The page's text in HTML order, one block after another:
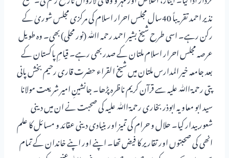
نذیر احمد تقریباً 40سال مجلس احرار اسلام کی مرکزی مجلس شوریٰ کے
رکن رہے۔ اسی طرح شیخ بشیر احمد رحمہ اﷲ (نور محلی) بھی۔ وہ طویل
عرصہ مجلس احرار اسلام ملتان کے صدر بھی رہے۔ قیامِ پاکستان کے
بعد جامعہ خیر المدارس ملتان میں شیخ القراء حضرت قاری رحیم بخش پانی
پتی رحمۃ اﷲ علیہ سے قرآن کریم ناظرہ پڑھا۔ جانشینِ امیر شریعت مولانا
سید ابو معاویہ ابوذر بخاری رحمۃ اﷲ علیہ کی صحبت نے ان میں دینی
شعور بیدار کیا۔ حلال و حرام کی تمیز اور بنیادی دینی عقائد و مسائل کا علم
انھی کی صحبتوں اور تقاریر کا فیض تھا۔ اپنے اور اپنے خاندان کے تمام